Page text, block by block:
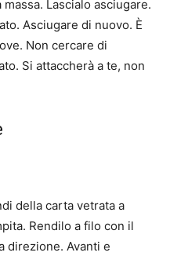
Lascialo asciugare.
Asciugare di nuovo. È
Non cercare di
Si attaccherà a te, non
della carta vetrata a
Rendilo a filo con il
direzione. Avanti e